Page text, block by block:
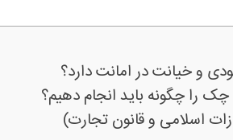
و خیانت در امانت دارد؟
را چگونه باید انجام دهیم؟
اسلامی و قانون تجارت)